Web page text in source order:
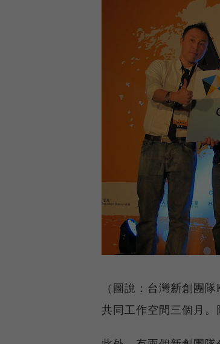
（圖說：台灣新創團
共同工作空間三個月。